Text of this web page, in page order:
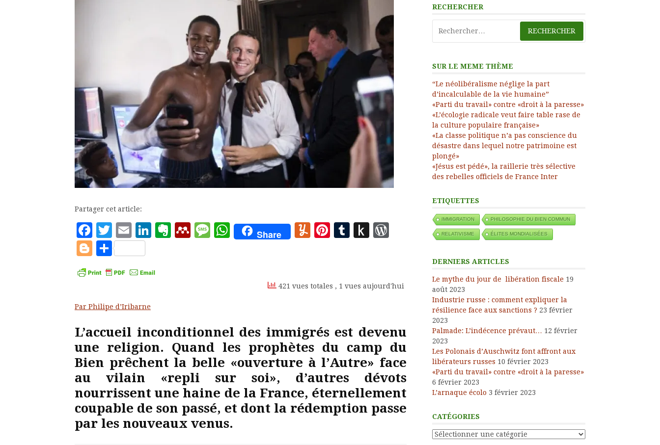
Partager cet article:
Facebook
Twitter
EmailLinkedIn
Evernote
Mendeley
Message
WhatsApp
Share Yummly
Pinterest
Tumblr
PushWordPress
Blogger
Partager
421 vues totales , 1 vues aujourd'hui
Par Philipe d’Iribarne
L’accueil inconditionnel des immigrés est devenu
une religion. Quand les prophètes du camp du
Bien prêchent la belle «ouverture à l’Autre» face
au vilain «repli sur soi», d’autres dévots
nourrissent une haine de la France, éternellement
coupable de son passé, et dont la rédemption passe
par les nouveaux venus.
RECHERCHER
SUR LE MEME THÈME
“Le néolibéralisme néglige la part
d’incalculable de la vie humaine”
«Parti du travail» contre «droit à la paresse»
«L’écologie radicale veut faire table rase de
la culture populaire française»
«La classe politique n’a pas conscience du
désastre dans lequel notre patrimoine est
plongé»
«Jésus est pédé», la raillerie très sélective
des rebelles officiels de France Inter
ETIQUETTES
IMMIGRATION PHILOSOPHIE DU BIEN COMMUN
RELATIVISME ÉLITES MONDIALISÉES
DERNIERS ARTICLES
Le mythe du jour de libération fiscale 19
août 2023
Industrie russe : comment expliquer la
résilience face aux sanctions ? 23 février
2023
Palmade: L’indécence prévaut… 12 février
2023
Les Polonais d’Auschwitz font affront aux
libérateurs russes 10 février 2023
«Parti du travail» contre «droit à la paresse»
6 février 2023
L’arnaque écolo 3 février 2023
CATÉGORIES
Catégories